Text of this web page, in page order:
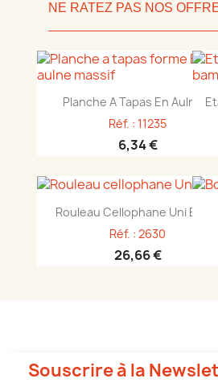
NE RATEZ PAS NOS
Aperçu rapide
Planche A Tapas En Aulne...
Réf. : 11235
6,34 €
Aperçu rapide
Rouleau Cellophane Uni EpD...
Réf. : 2630
26,66 €
Souscrire à la